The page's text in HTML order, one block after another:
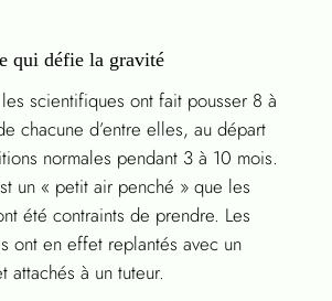
qui défie la gravité
scientifiques ont fait pousser 8 à
chacune d’entre elles, au départ
normales pendant 3 à 10 mois.
un « petit air penché » que les
été contraints de prendre. Les
ont en effet replantés avec un
attachés à un tuteur.